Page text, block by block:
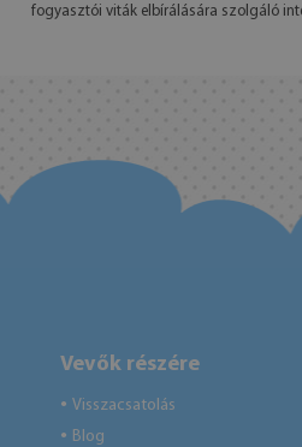
fogyasztói viták elbírálására szolgáló
Vevők részére
● Visszacsatolás
● Blog